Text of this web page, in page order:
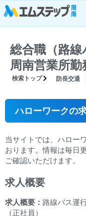
総合職（路
周南営業所勤
検索トップ 防長交通
ハローワークの
当サイトでは、ハロー
おります。情報は毎日
ご確認いただけます。
求人概要
求人概要： 路線バス運
（正社員）